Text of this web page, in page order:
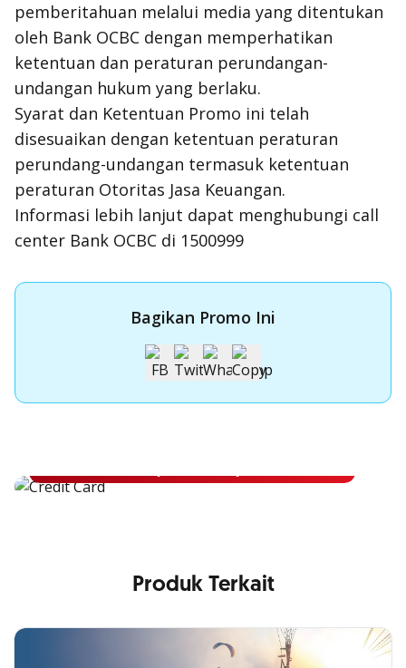
pemberitahuan melalui media yang ditentukan
oleh Bank OCBC dengan memperhatikan
ketentuan dan peraturan perundangan-
undangan hukum yang berlaku.
Syarat dan Ketentuan Promo ini telah
disesuaikan dengan ketentuan peraturan
perundang-undangan termasuk ketentuan
peraturan Otoritas Jasa Keuangan.
Informasi lebih lanjut dapat menghubungi call
center Bank OCBC di 1500999
Bagikan Promo Ini
Apply Kartu Kredit OCBC NISP
Produk Terkait